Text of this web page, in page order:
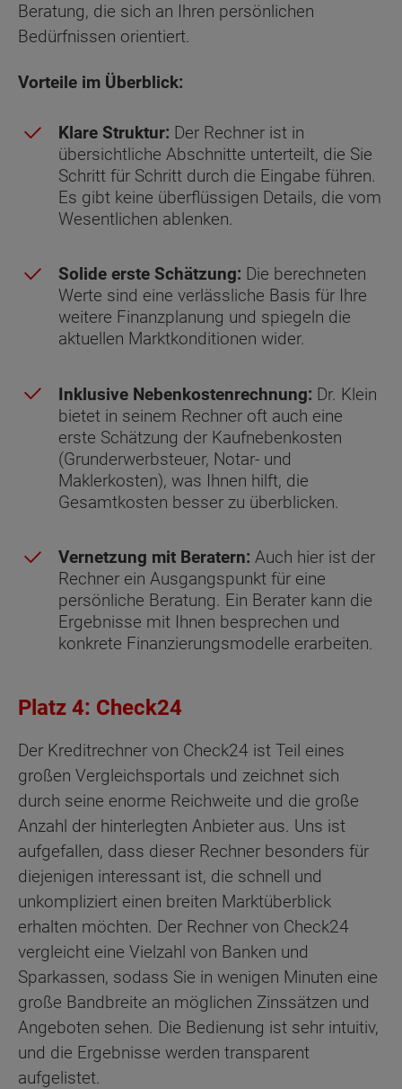
Beratung, die sich an Ihren persönlichen
Bedürfnissen orientiert.
Vorteile im Überblick:
Klare Struktur: Der Rechner ist in
übersichtliche Abschnitte unterteilt, die Sie
Schritt für Schritt durch die Eingabe führen.
Es gibt keine überflüssigen Details, die vom
Wesentlichen ablenken.
Solide erste Schätzung: Die berechneten
Werte sind eine verlässliche Basis für Ihre
weitere Finanzplanung und spiegeln die
aktuellen Marktkonditionen wider.
Inklusive Nebenkostenrechnung: Dr. Klein
bietet in seinem Rechner oft auch eine
erste Schätzung der Kaufnebenkosten
(Grunderwerbsteuer, Notar- und
Maklerkosten), was Ihnen hilft, die
Gesamtkosten besser zu überblicken.
Vernetzung mit Beratern: Auch hier ist der
Rechner ein Ausgangspunkt für eine
persönliche Beratung. Ein Berater kann die
Ergebnisse mit Ihnen besprechen und
konkrete Finanzierungsmodelle erarbeiten.
Platz 4: Check24
Der Kreditrechner von Check24 ist Teil eines
großen Vergleichsportals und zeichnet sich
durch seine enorme Reichweite und die große
Anzahl der hinterlegten Anbieter aus. Uns ist
aufgefallen, dass dieser Rechner besonders für
diejenigen interessant ist, die schnell und
unkompliziert einen breiten Marktüberblick
erhalten möchten. Der Rechner von Check24
vergleicht eine Vielzahl von Banken und
Sparkassen, sodass Sie in wenigen Minuten eine
große Bandbreite an möglichen Zinssätzen und
Angeboten sehen. Die Bedienung ist sehr intuitiv,
und die Ergebnisse werden transparent
aufgelistet.